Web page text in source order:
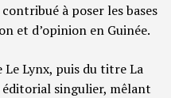
à poser les bases
et d’opinion en Guinée.
Lynx, puis du titre La
singulier, mêlant